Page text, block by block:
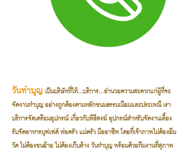
วันทำบุญ เป็นบริษัทที่ให้...บริการ...อำนวยความสะดวกแก่ผู้ที่จะ
จัดงานทำบุญ อย่างถูกต้องตามหลักขนมธรรมเนียมและประเพณี เรา
บริการจัดเตรียมอุปกรณ์ เกี่ยวกับพิธีสงฆ์ อุปกรณ์สำหรับจัดงานเลี้ยง
รับจัดอาหารบุฟเฟต์ พ่อครัว-แม่ครัว มืออาชีพ โดยที่เจ้าภาพไม่ต้องยืม
วัด ไม่ต้องขนย้าย ไม่ต้องเก็บล้าง วันทำบุญ พร้อมด้วยทีมงานที่สุภาพ